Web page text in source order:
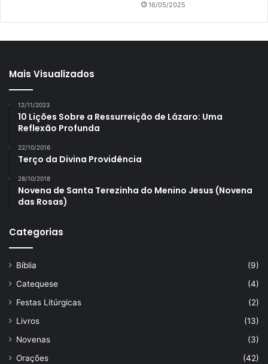
16/05/2025
Mais Visualizados
12/11/2023
10 Lições Sobre a Ressurreição de Lázaro: Uma
Reflexão Profunda
22/10/2016
Terço da Divina Providência
28/10/2018
Novena de Santa Terezinha do Menino Jesus (Novena
das Rosas)
Categorias
Bíblia
(9)
Catequese
(4)
Festas Litúrgicas
(2)
Livros
(13)
Novenas
(3)
Orações
(42)